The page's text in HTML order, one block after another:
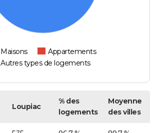
Maisons
Appartements
Autres types de logements
Loupiac
% des
logements
Moyenne
des villes